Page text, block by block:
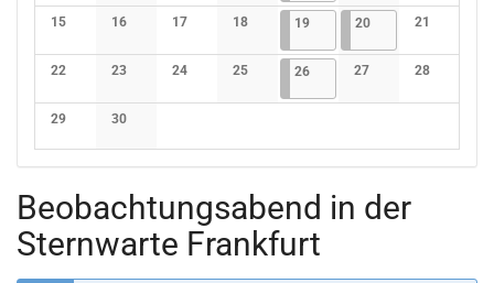
Keine Veranstaltungen
Keine Veranstaltungen
Keine Veranstaltungen
Keine VeranstaltungenKeine Veranstaltungen
Keine
15
Keine Veranstaltungen
16
Keine Veranstaltungen
17
Keine Veranstaltungen
18
Keine Veranstaltungen
1919.06.2026
4 Veranstaltungen
2020.06.2026
3 Veranstaltungen
21
Keine
22
Keine Veranstaltungen
23
Keine Veranstaltungen
24
Keine Veranstaltungen
25
Keine Veranstaltungen
2626.06.2026
4 Veranstaltungen
27
Keine Veranstaltungen
28
Keine
29
Keine Veranstaltungen
30
Keine Veranstaltungen
Beobachtungsabend in der
Sternwarte Frankfurt